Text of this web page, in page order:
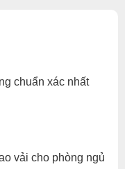
chuẩn xác nhất
vải cho phòng ngủ